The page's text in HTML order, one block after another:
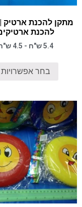
מתקן להכנת ארטיק
להכנת
5.4 ש"ח - 4.5 ש"ח
בחר אפשרויות